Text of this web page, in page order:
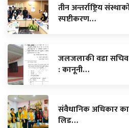
तीन अन्तर्राष्ट्रिय
स्पष्टीकरण…
जलजलाकी वडा सचिव
: कानूनी…
संवैधानिक अधिकार
लिड…